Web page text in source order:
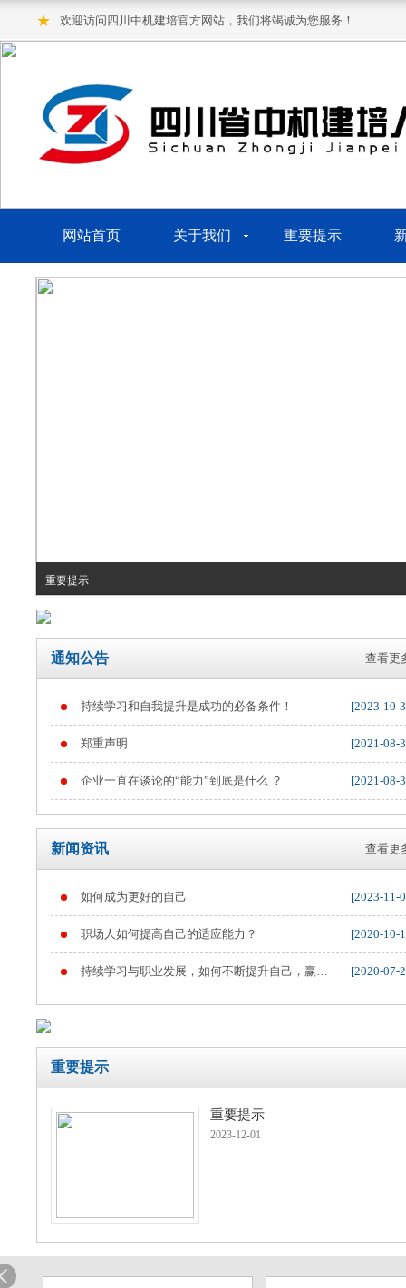
★ 欢迎访问四川中机建培官方网站，我们将竭诚为您服务！
网站首页 关于我们 重要提示
重要提示
重要提示
通知公告 查看更
持续学习和自我提升是成功的必备条件！ [2023-10-
郑重声明 [2021-08-
企业一直在谈论的“能力”到底是什么 ？ [2021-08-
新闻资讯 查看更
如何成为更好的自己 [2023-11-
职场人如何提高自己的适应能力？ [2020-10-
持续学习与职业发展，如何不断提升自己，赢得
职业竞争
[2020-07-
重要提示
重要提示
2023-12-01